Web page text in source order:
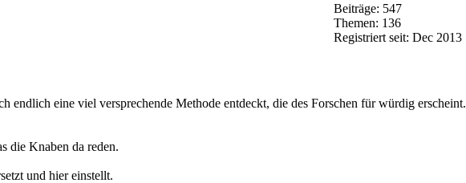
Beiträge: 547
Themen: 136
Registriert seit: Dec 2013
endlich eine viel versprechende Methode entdeckt, die des Forschen für würdig erscheint.
die Knaben da reden.
und hier einstellt.